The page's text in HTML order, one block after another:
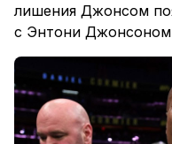
лишения Джонсом
с Энтони